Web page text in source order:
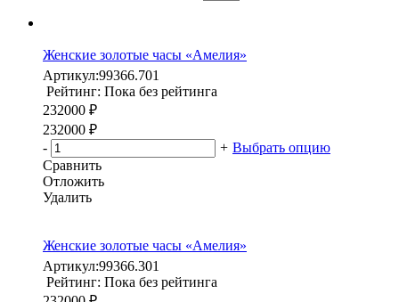
Женские золотые часы «Амелия»
Артикул:99366.701
Рейтинг: Пока без рейтинга
232000 ₽
232000 ₽
-
+ Выбрать опцию
Сравнить
Отложить
Удалить
Женские золотые часы «Амелия»
Артикул:99366.301
Рейтинг: Пока без рейтинга